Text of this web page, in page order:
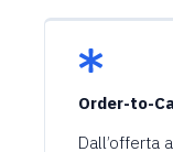
Order-to-
Dall’offerta